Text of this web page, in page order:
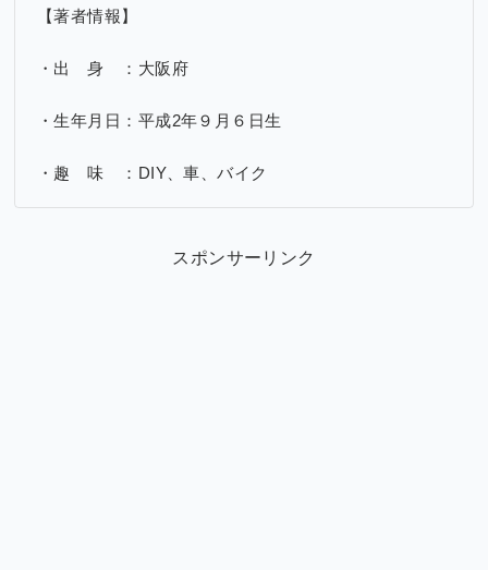
【著者情報】
・出 身 ：大阪府
・生年月日：平成2年９月６日生
・趣 味 ：DIY、車、バイク
スポンサーリンク